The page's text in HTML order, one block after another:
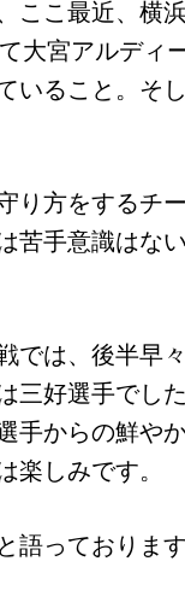
ここ最近、横
大宮アルディ
いること。そ
り方をするチ
苦手意識はな
では、後半早
三好選手でし
手からの鮮や
楽しみです。
語っておりま